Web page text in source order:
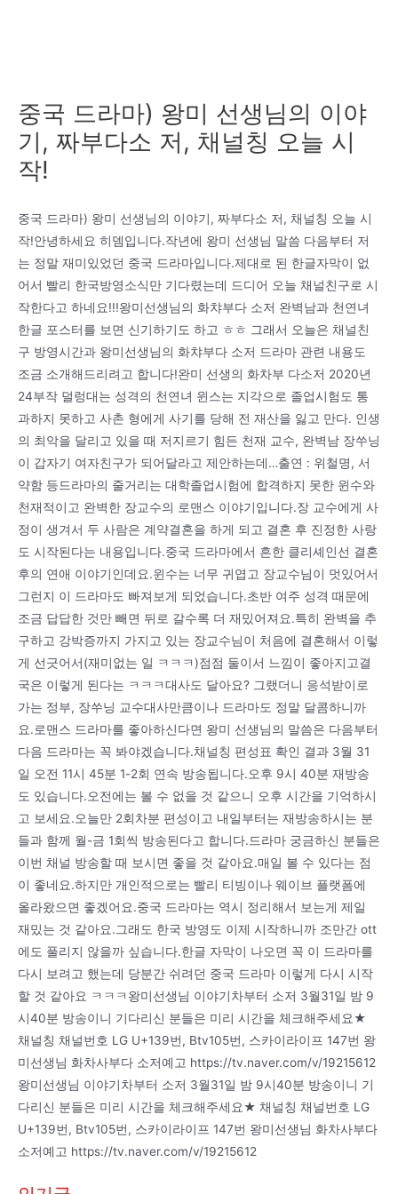
중국 드라마) 왕미 선생님의 이야
기, 짜부다소 저, 채널칭 오늘 시
작!
중국 드라마) 왕미 선생님의 이야기, 짜부다소 저, 채널칭 오늘 시
작!안녕하세요 히뎀입니다.작년에 왕미 선생님 말씀 다음부터 저
는 정말 재미있었던 중국 드라마입니다.제대로 된 한글자막이 없
어서 빨리 한국방영소식만 기다렸는데 드디어 오늘 채널친구로 시
작한다고 하네요!!!왕미선생님의 화챠부다 소저 완벽남과 천연녀
한글 포스터를 보면 신기하기도 하고 ㅎㅎ 그래서 오늘은 채널친
구 방영시간과 왕미선생님의 화챠부다 소저 드라마 관련 내용도
조금 소개해드리려고 합니다!완미 선생의 화차부 다소저 2020년
24부작 덜렁대는 성격의 천연녀 윈스는 지각으로 졸업시험도 통
과하지 못하고 사촌 형에게 사기를 당해 전 재산을 잃고 만다. 인생
의 최악을 달리고 있을 때 저지르기 힘든 천재 교수, 완벽남 장쑤닝
이 갑자기 여자친구가 되어달라고 제안하는데…출연 : 위철명, 서
약함 등드라마의 줄거리는 대학졸업시험에 합격하지 못한 윈수와
천재적이고 완벽한 장교수의 로맨스 이야기입니다.장 교수에게 사
정이 생겨서 두 사람은 계약결혼을 하게 되고 결혼 후 진정한 사랑
도 시작된다는 내용입니다.중국 드라마에서 흔한 클리셰인선 결혼
후의 연애 이야기인데요.윈수는 너무 귀엽고 장교수님이 멋있어서
그런지 이 드라마도 빠져보게 되었습니다.초반 여주 성격 때문에
조금 답답한 것만 빼면 뒤로 갈수록 더 재밌어져요.특히 완벽을 추
구하고 강박증까지 가지고 있는 장교수님이 처음에 결혼해서 이렇
게 선긋어서(재미없는 일 ㅋㅋㅋ)점점 둘이서 느낌이 좋아지고결
국은 이렇게 된다는 ㅋㅋㅋ대사도 달아요? 그랬더니 응석받이로
가는 정부, 장쑤닝 교수대사만큼이나 드라마도 정말 달콤하니까
요.로맨스 드라마를 좋아하신다면 왕미 선생님의 말씀은 다음부터
다음 드라마는 꼭 봐야겠습니다.채널칭 편성표 확인 결과 3월 31
일 오전 11시 45분 1-2회 연속 방송됩니다.오후 9시 40분 재방송
도 있습니다.오전에는 볼 수 없을 것 같으니 오후 시간을 기억하시
고 보세요.오늘만 2회차분 편성이고 내일부터는 재방송하시는 분
들과 함께 월-금 1회씩 방송된다고 합니다.드라마 궁금하신 분들은
이번 채널 방송할 때 보시면 좋을 것 같아요.매일 볼 수 있다는 점
이 좋네요.하지만 개인적으로는 빨리 티빙이나 웨이브 플랫폼에
올라왔으면 좋겠어요.중국 드라마는 역시 정리해서 보는게 제일
재밌는 것 같아요.그래도 한국 방영도 이제 시작하니까 조만간 ott
에도 풀리지 않을까 싶습니다.한글 자막이 나오면 꼭 이 드라마를
다시 보려고 했는데 당분간 쉬려던 중국 드라마 이렇게 다시 시작
할 것 같아요 ㅋㅋㅋ왕미선생님 이야기차부터 소저 3월31일 밤 9
시40분 방송이니 기다리신 분들은 미리 시간을 체크해주세요★
채널칭 채널번호 LG U+139번, Btv105번, 스카이라이프 147번 왕
미선생님 화차사부다 소저예고 https://tv.naver.com/v/19215612
왕미선생님 이야기차부터 소저 3월31일 밤 9시40분 방송이니 기
다리신 분들은 미리 시간을 체크해주세요★ 채널칭 채널번호 LG
U+139번, Btv105번, 스카이라이프 147번 왕미선생님 화차사부다
소저예고 https://tv.naver.com/v/19215612